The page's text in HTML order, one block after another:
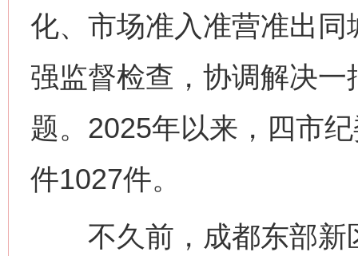
化、市场准入准营准出
强监督检查，协调解决
题。2025年以来，四市
件1027件。
不久前，成都东部新